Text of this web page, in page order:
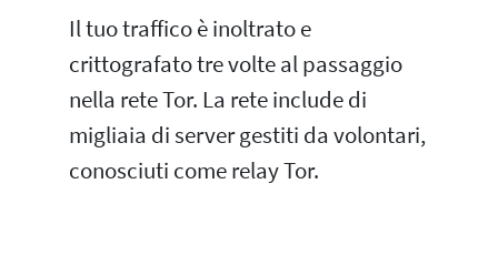
Il tuo traffico è inoltrato e
crittografato tre volte al passaggio
nella rete Tor. La rete include di
migliaia di server gestiti da volontari,
conosciuti come relay Tor.